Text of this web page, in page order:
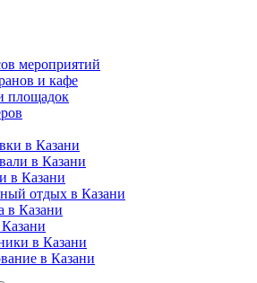
мероприятий
и кафе
площадок
в Казани
в Казани
в Казани
отдых в Казани
в Казани
в Казани
в Казани